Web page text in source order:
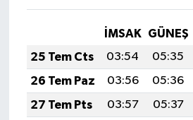
İMSAK GÜNEŞ
25 Tem Cts
03:54 05:35
26 Tem Paz
03:56 05:36
27 Tem Pts
03:57 05:37